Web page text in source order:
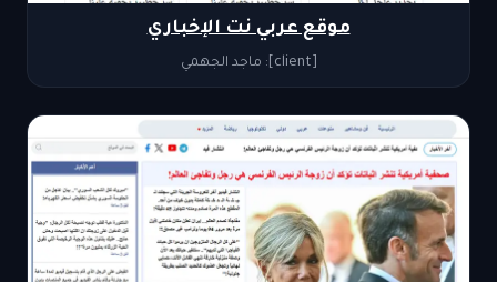
موقع عربي نت الإخباري
[client]: ماجد الجهمي